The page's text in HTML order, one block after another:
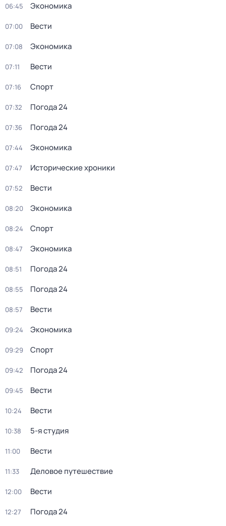
06:45 Экономика
07:00 Вести
07:08 Экономика
07:11 Вести
07:16 Спорт
07:32 Погода 24
07:36 Погода 24
07:44 Экономика
07:47 Исторические хроники
07:52 Вести
08:20 Экономика
08:24 Спорт
08:47 Экономика
08:51 Погода 24
08:55 Погода 24
08:57 Вести
09:24 Экономика
09:29 Спорт
09:42 Погода 24
09:45 Вести
10:24 Вести
10:38 5-я студия
11:00 Вести
11:33 Деловое путешествие
12:00 Вести
12:27 Погода 24